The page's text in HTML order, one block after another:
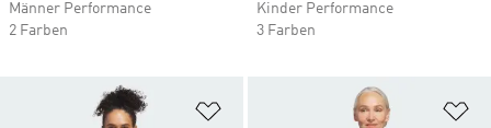
Männer Performance
2 Farben
Kinder Performance
3 Farben
Zur Wunschliste hinzufügen